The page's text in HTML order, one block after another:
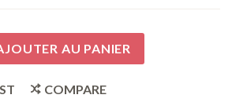
AU PANIER
COMPARE